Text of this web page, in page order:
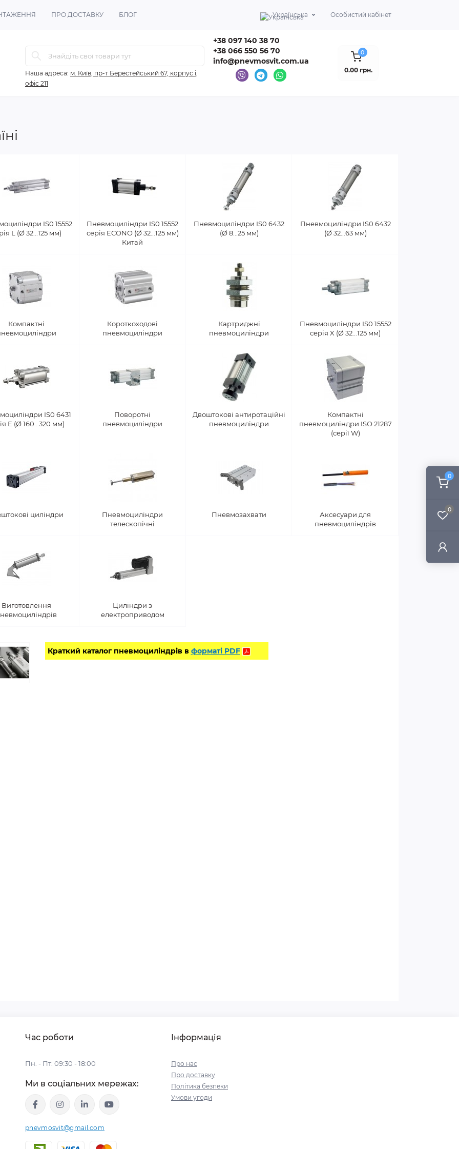
0
0
ПРО ДОСТАВКУ БЛОГ Українська Особистий кабінет
Наша адреса: м. Київ, пр-т Берестейський 67, корпус і,
офіс 211
+38 097 140 38 70
+38 066 550 56 70
info@pnevmosvit.com.ua
0
0.00 грн.
IS0 15552
L (Ø 32...125 мм)
Пневмоциліндри IS0 15552
серія ECONO (Ø 32...125 мм)
Китай
Пневмоциліндри IS0 6432
(Ø 8...25 мм)
Пневмоциліндри IS0 6432
(Ø 32...63 мм)
Компактні
Короткоходові
пневмоциліндри
Картриджні
пневмоциліндри
Пневмоциліндри IS0 15552
серія X (Ø 32...125 мм)
IS0 6431
Е (Ø 160...320 мм)
Поворотні
пневмоциліндри
Двоштокові антиротаційні
пневмоциліндри
Компактні
пневмоциліндри ISO 21287
(серії W)
циліндри
Пневмоциліндри
телескопічні
Пневмозахвати
Аксесуари для
пневмоциліндрів
Виготовлення
Циліндри з
електроприводом
Краткий каталог пневмоциліндрів в форматі PDF
Час роботи
Пн. - Пт. 09:30 - 18:00
Ми в соціальних мережах:
pnevmosvit@gmail.com
Інформація
Про нас
Про доставку
Політика безпеки
Умови угоди